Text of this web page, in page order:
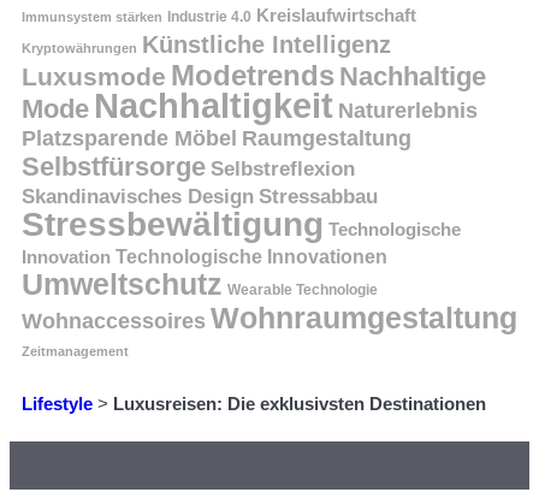
Immunsystem stärken Industrie 4.0 Kreislaufwirtschaft
Kryptowährungen Künstliche Intelligenz
Luxusmode Modetrends Nachhaltige
Mode Nachhaltigkeit Naturerlebnis
Platzsparende Möbel Raumgestaltung
Selbstfürsorge Selbstreflexion
Skandinavisches Design Stressabbau
Stressbewältigung Technologische
Innovation Technologische Innovationen
Umweltschutz Wearable Technologie
Wohnaccessoires Wohnraumgestaltung
Zeitmanagement
Lifestyle > Luxusreisen: Die exklusivsten Destinationen